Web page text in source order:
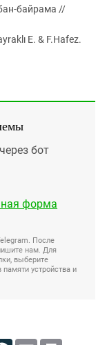
байрама //
E. & F.Hafez.
бот
форма
После
нам. Для
выберите
устройства и